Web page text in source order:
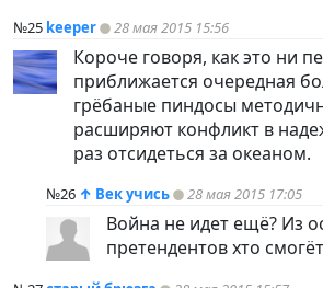
№25 keeper 28 мая 2015 15:56
Короче говоря, как это ни
приближается очередная
грёбаные пиндосы
расширяют конфликт в
раз отсидеться за океаном.
№26 ↑ Век учись 28 мая 2015 17:05
Война не идет ещё? Из
претендентов хто